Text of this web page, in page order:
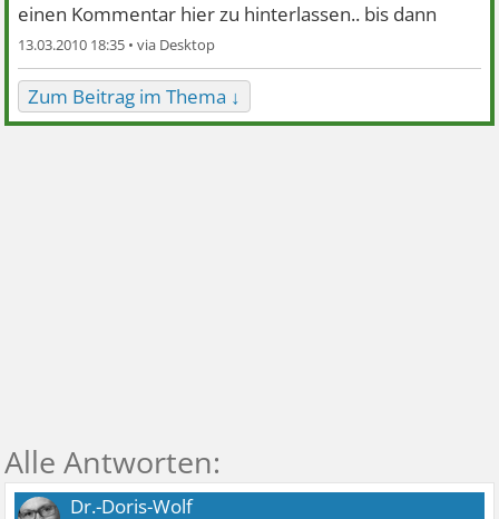
einen Kommentar hier zu hinterlassen.. bis dann
13.03.2010 18:35 •
Zum Beitrag im Thema ↓
Dr.-Doris-Wolf